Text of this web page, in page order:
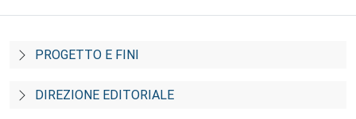
PROGETTO E FINI
DIREZIONE EDITORIALE